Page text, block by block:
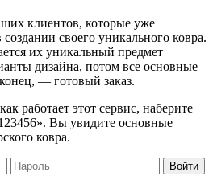
клиентов, которые уже
своего уникального ковра.
их уникальный предмет
дизайна, потом все основные
— готовый заказ.
работает этот сервис, наберите
Вы увидите основные
ковра.